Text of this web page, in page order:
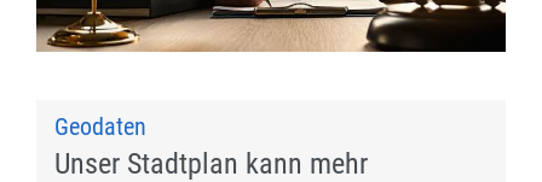
Geodaten
Unser Stadtplan kann mehr